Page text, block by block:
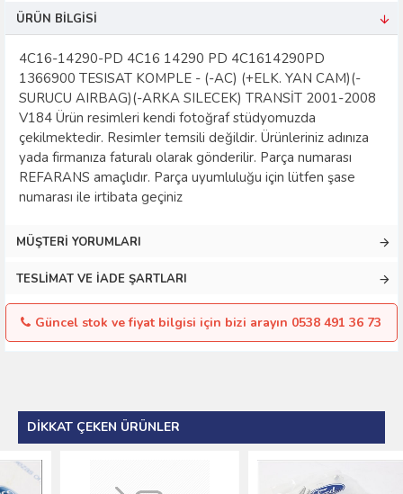
ÜRÜN BILGISI
4C16-14290-PD 4C16 14290 PD 4C1614290PD
1366900 TESISAT KOMPLE - (-AC) (+ELK. YAN CAM)(-
SURUCU AIRBAG)(-ARKA SILECEK) TRANSİT 2001-2008
V184 Ürün resimleri kendi fotoğraf stüdyomuzda
çekilmektedir. Resimler temsili değildir. Ürünleriniz adınıza
yada firmanıza faturalı olarak gönderilir. Parça numarası
REFARANS amaçlıdır. Parça uyumluluğu için lütfen şase
numarası ile irtibata geçiniz
MÜŞTERI YORUMLARI
TESLIMAT VE İADE ŞARTLARI
Güncel stok ve fiyat bilgisi için bizi arayın 0538 491 36 73
DIKKAT ÇEKEN ÜRÜNLER